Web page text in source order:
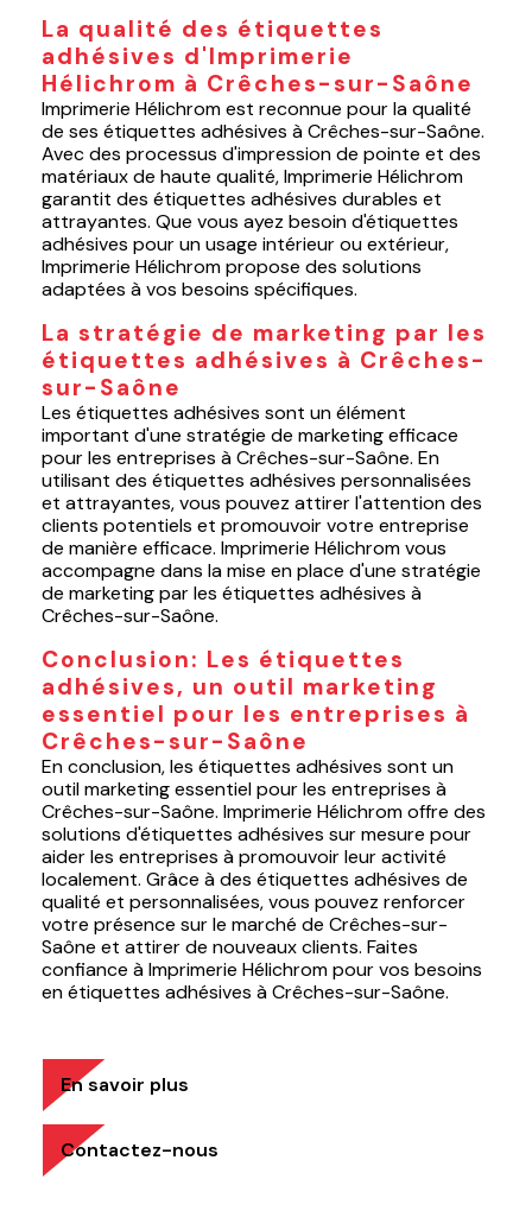
La qualité des étiquettes
adhésives d'Imprimerie
Hélichrom à Crêches-sur-Saône
Imprimerie Hélichrom est reconnue pour la qualité
de ses étiquettes adhésives à Crêches-sur-Saône.
Avec des processus d'impression de pointe et des
matériaux de haute qualité, Imprimerie Hélichrom
garantit des étiquettes adhésives durables et
attrayantes. Que vous ayez besoin d'étiquettes
adhésives pour un usage intérieur ou extérieur,
Imprimerie Hélichrom propose des solutions
adaptées à vos besoins spécifiques.
La stratégie de marketing par les
étiquettes adhésives à Crêches-
sur-Saône
Les étiquettes adhésives sont un élément
important d'une stratégie de marketing efficace
pour les entreprises à Crêches-sur-Saône. En
utilisant des étiquettes adhésives personnalisées
et attrayantes, vous pouvez attirer l'attention des
clients potentiels et promouvoir votre entreprise
de manière efficace. Imprimerie Hélichrom vous
accompagne dans la mise en place d'une stratégie
de marketing par les étiquettes adhésives à
Crêches-sur-Saône.
Conclusion: Les étiquettes
adhésives, un outil marketing
essentiel pour les entreprises à
Crêches-sur-Saône
En conclusion, les étiquettes adhésives sont un
outil marketing essentiel pour les entreprises à
Crêches-sur-Saône. Imprimerie Hélichrom offre des
solutions d'étiquettes adhésives sur mesure pour
aider les entreprises à promouvoir leur activité
localement. Grâce à des étiquettes adhésives de
qualité et personnalisées, vous pouvez renforcer
votre présence sur le marché de Crêches-sur-
Saône et attirer de nouveaux clients. Faites
confiance à Imprimerie Hélichrom pour vos besoins
en étiquettes adhésives à Crêches-sur-Saône.
En savoir plus
Contactez-nous